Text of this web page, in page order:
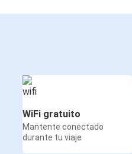
WiFi gratuito
Mantente conectado
durante tu viaje